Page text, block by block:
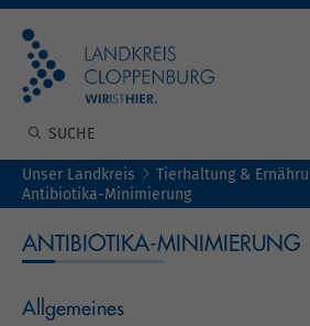
Unser Landkreis
Tierhaltung &
Antibiotika-Minimierung
ANTIBIOTIKA-MINIMIERUNG
Allgemeines